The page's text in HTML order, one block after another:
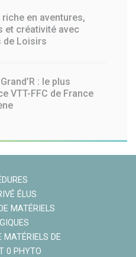
riche en aventures,
et créativité avec
de Loisirs
: le plus
VTT-FFC de France
ÉLUS
MATÉRIELS
MATÉRIELS DE
0 PHYTO